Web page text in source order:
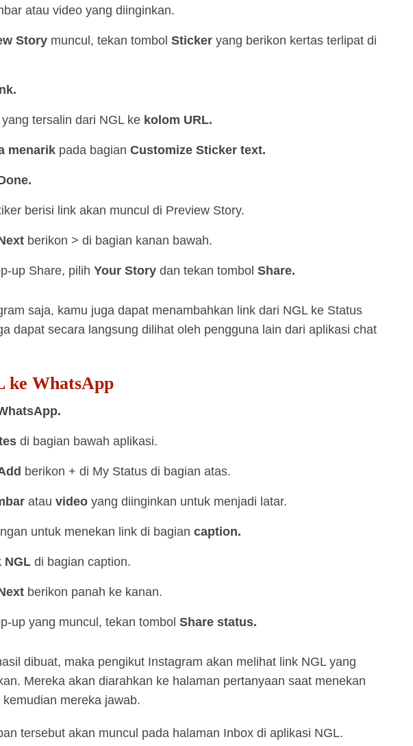
atau video yang diinginkan.
Story muncul, tekan tombol Sticker yang berikon kertas terlipat di
tersalin dari NGL ke kolom URL.
menarik pada bagian Customize Sticker text.
berisi link akan muncul di Preview Story.
berikon > di bagian kanan bawah.
up Share, pilih Your Story dan tekan tombol Share.
saja, kamu juga dapat menambahkan link dari NGL ke Status
dapat secara langsung dilihat oleh pengguna lain dari aplikasi chat
ke WhatsApp
di bagian bawah aplikasi.
berikon + di My Status di bagian atas.
atau video yang diinginkan untuk menjadi latar.
untuk menekan link di bagian caption.
NGL di bagian caption.
berikon panah ke kanan.
up yang muncul, tekan tombol Share status.
dibuat, maka pengikut Instagram akan melihat link NGL yang
Mereka akan diarahkan ke halaman pertanyaan saat menekan
mereka jawab.
tersebut akan muncul pada halaman Inbox di aplikasi NGL.